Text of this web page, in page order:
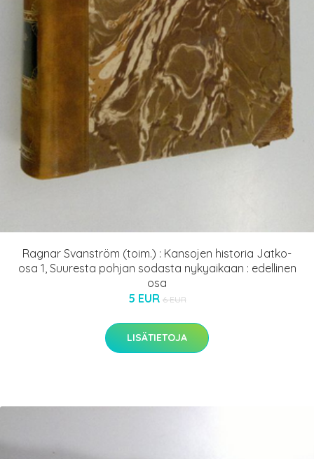
Ragnar Svanström (toim.) : Kansojen historia Jatko-
osa 1, Suuresta pohjan sodasta nykyaikaan : edellinen
osa
5 EUR 6 EUR
LISÄTIETOJA